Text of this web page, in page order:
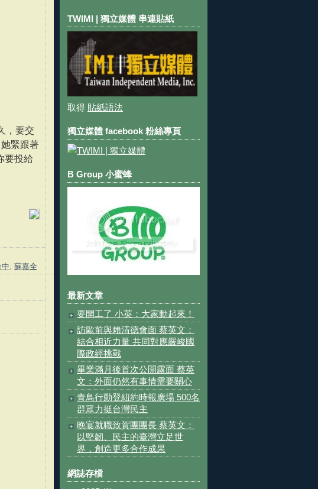
，要交
緊跟著
要投給
中 蘇嘉全
TWIMI | 獨立媒體 串連貼紙
取得 貼紙語法
獨立媒體 facebook 粉絲專頁
B Group 小蜜蜂
最新文章
要開工了 小英：大家動起來！
訪歐前與賴清德會面 蔡英文：
結合相近力量 共同對應嚴峻國
際政經挑戰
畢業滿月後首次公開露面 蔡英
文：外面仍然有事情需要關心
青鳥行動登紐約時報廣場 500名
群眾力挺台灣民主
晚宴就職致賀團團長 蔡英文：
以堅韌、民主的臺灣立足世
界，創造更多合作成果
網誌存檔